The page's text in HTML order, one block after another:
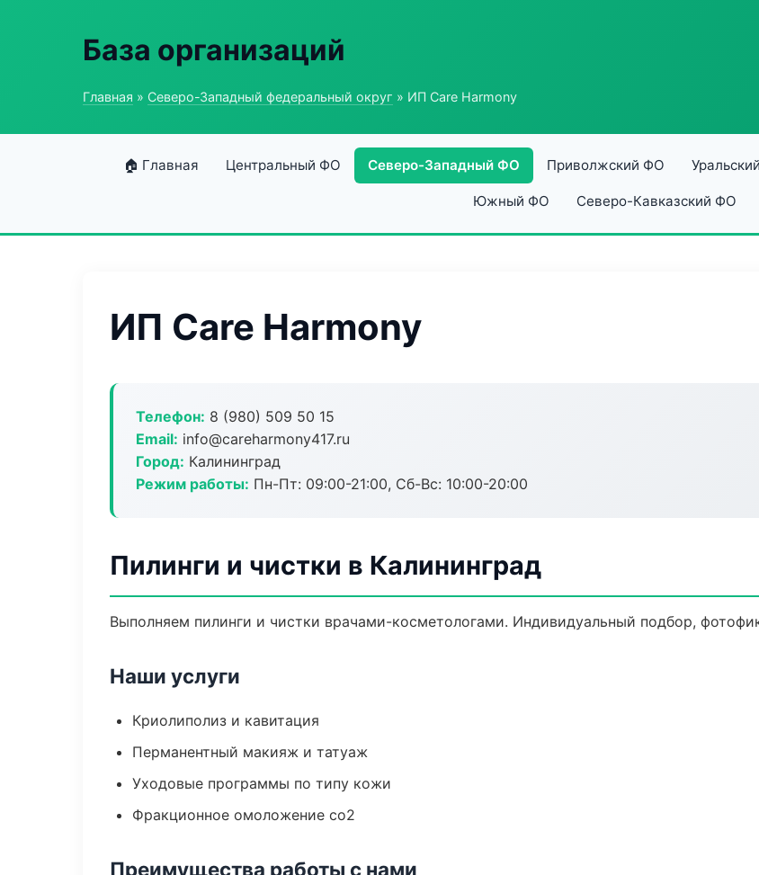
База организаций
Главная » Северо-Западный федеральный округ » ИП Care Harmony
🏠 Главная Центральный ФО Северо-Западный ФО Приволжский ФО
Южный ФО Северо-Кавказский ФО
ИП Care Harmony
Телефон: 8 (980) 509 50 15
Email: info@careharmony417.ru
Город: Калининград
Режим работы: Пн-Пт: 09:00-21:00, Сб-Вс: 10:00-20:00
Пилинги и чистки в Калининград
Выполняем пилинги и чистки врачами-косметологами. Индивидуальный подбор,
Наши услуги
Криолиполиз и кавитация
Перманентный макияж и татуаж
Уходовые программы по типу кожи
Фракционное омоложение co2
Преимущества работы с нами